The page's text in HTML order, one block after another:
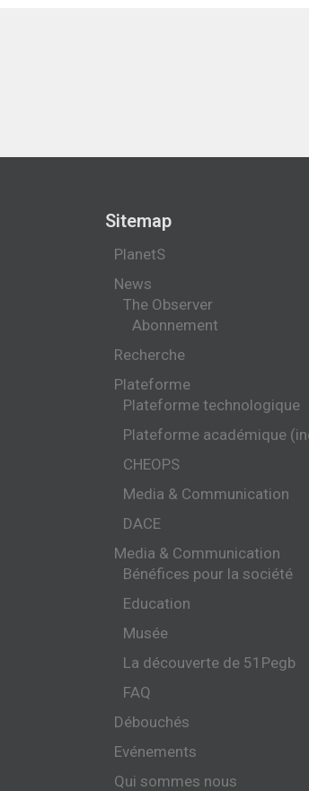
Sitemap
PlanetS
News
The Observer
Abonnement
Recherche
Plateforme
Plateforme technologique
Plateforme académique
CHEOPS
Media & Communication
DACE
Media & Communication
Bénéfices pour la société
Education
Musée
La découverte de 51Pegb
FAQ
Débouchés
Evénements
Qui sommes nous